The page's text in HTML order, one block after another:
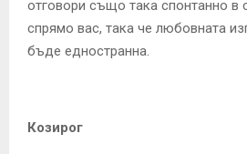
отговори също така спонтанно в
спрямо вас, така че любовната
бъде едностранна.
Козирог